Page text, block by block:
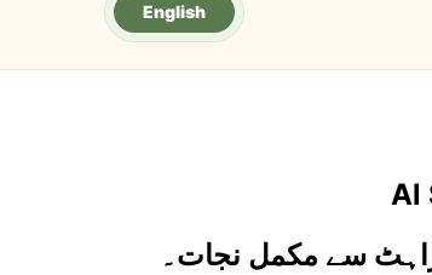
English
Al
سے مکمل نجات۔